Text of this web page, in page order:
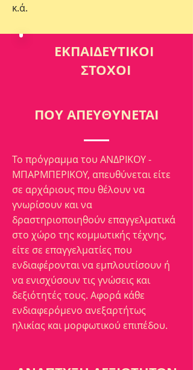
κ.ά.
ΕΚΠΑΙΔΕΥΤΙΚΟΙ
ΣΤΟΧΟΙ
ΠΟΥ ΑΠΕΥΘΥΝΕΤΑΙ
Το πρόγραμμα του ΑΝΔΡΙΚΟΥ -
ΜΠΑΡΜΠΕΡΙΚΟΥ, απευθύνεται είτε
σε αρχάριους που θέλουν να
γνωρίσουν και να
δραστηριοποιηθούν επαγγελματικά
στο χώρο της κομμωτικής τέχνης,
είτε σε επαγγελματίες που
ενδιαφέρονται να εμπλουτίσουν ή
να ενισχύσουν τις γνώσεις και
δεξιότητές τους. Αφορά κάθε
ενδιαφερόμενο ανεξαρτήτως
ηλικίας και μορφωτικού επιπέδου.